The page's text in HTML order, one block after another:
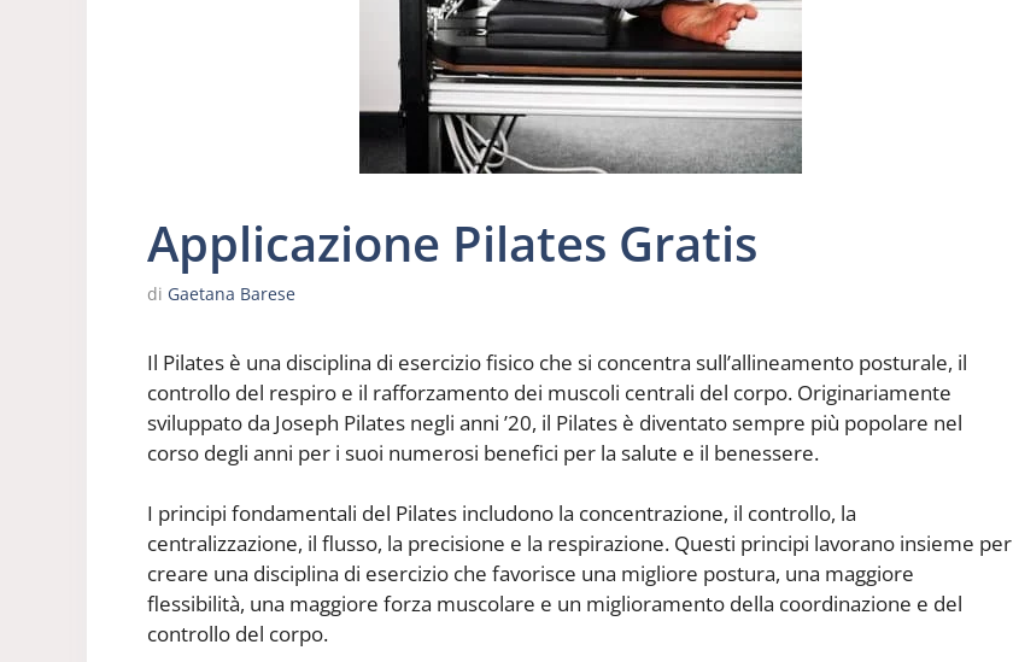
Applicazione Pilates Gratis
di Gaetana Barese
Il Pilates è una disciplina di esercizio fisico che si concentra sull’allineamento posturale, il
controllo del respiro e il rafforzamento dei muscoli centrali del corpo. Originariamente
sviluppato da Joseph Pilates negli anni ’20, il Pilates è diventato sempre più popolare nel
corso degli anni per i suoi numerosi benefici per la salute e il benessere.
I principi fondamentali del Pilates includono la concentrazione, il controllo, la
centralizzazione, il flusso, la precisione e la respirazione. Questi principi lavorano insieme per
creare una disciplina di esercizio che favorisce una migliore postura, una maggiore
flessibilità, una maggiore forza muscolare e un miglioramento della coordinazione e del
controllo del corpo.